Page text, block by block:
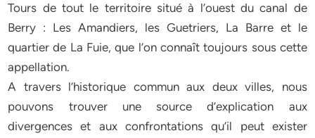
Tours de tout le territoire situé à l’ouest du canal de
Berry : Les Amandiers, les Guetriers, La Barre et le
quartier de La Fuie, que l’on connaît toujours sous cette
appellation.
A travers l’historique commun aux deux villes, nous
pouvons trouver une source d’explication aux
divergences et aux confrontations qu’il peut exister